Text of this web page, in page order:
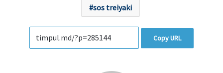
sos treiyaki
Copy URL